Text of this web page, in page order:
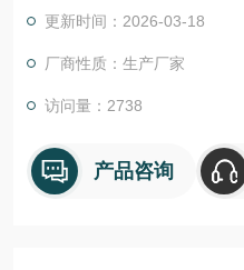
更新时间：2026-03-18
厂商性质：生产厂家
访问量：2738
产品咨询